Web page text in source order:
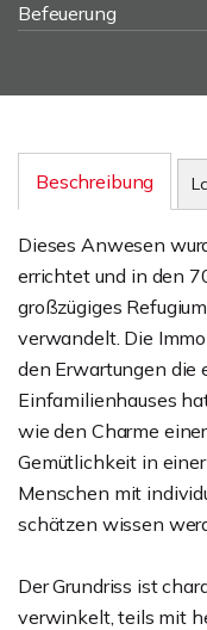
Befeuerung
Beschreibung
Dieses Anwesen
errichtet und in den
großzügiges
verwandelt. Die
den Erwartungen die
Einfamilienhauses
wie den Charme
Gemütlichkeit in
Menschen mit
schätzen wissen
Der Grundriss ist
verwinkelt, teils mit